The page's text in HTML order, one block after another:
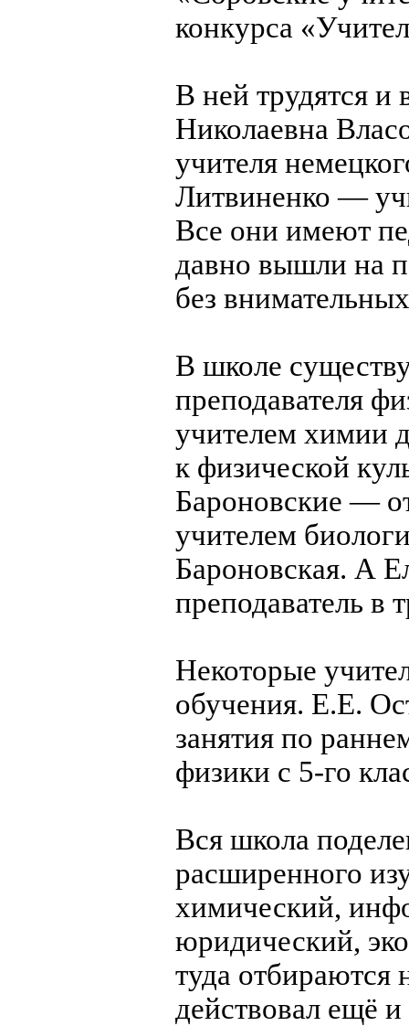
конкурса
В ней трудятся и
Николаевна
учителя
Литвиненко —
Все они имеют
давно вышли на
без
В школе
преподавателя
учителем химии
к физической
Бароновские —
учителем
Бароновская. А
преподаватель в
Некоторые
обучения. Е.Е.
занятия по
физики с 5-го
Вся школа
расширенного
химический,
юридический,
туда отбираются
действовал ещё